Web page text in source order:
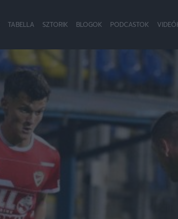
TABELLA SZTORIK BLOGOK PODCASTOK